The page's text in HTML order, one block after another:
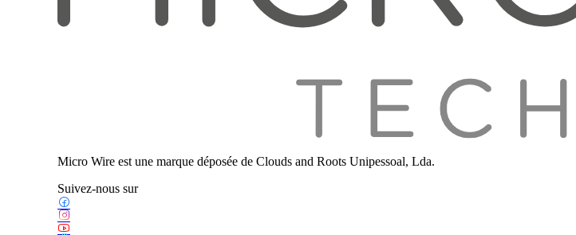
Micro Wire est une marque déposée de Clouds and Roots Unipessoal, Lda.
Suivez-nous sur